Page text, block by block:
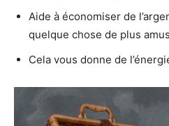
Aide à économiser de
quelque chose de plus
Cela vous donne de